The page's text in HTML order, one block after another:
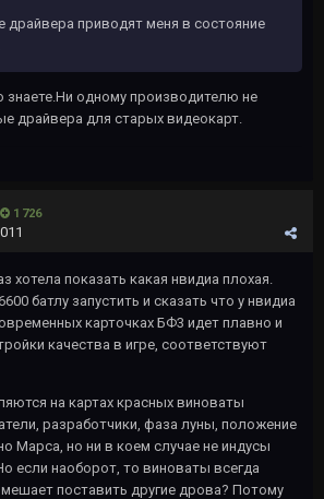
драйвера приводят меня в состояние
знаете.Ни одному производителю не
драйвера для старых видеокарт.
1 726
хотела показать какая нвидиа плохая.
батлу запустить и сказать что у нвидиа
карточках БФ3 идет плавно и
качества в игре, соответствуют
на картах красных виноваты
разработчики, фаза луны, положение
Марса, но ни в коем случае не индусы
если наоборот, то виноваты всегда
поставить другие дрова? Потому